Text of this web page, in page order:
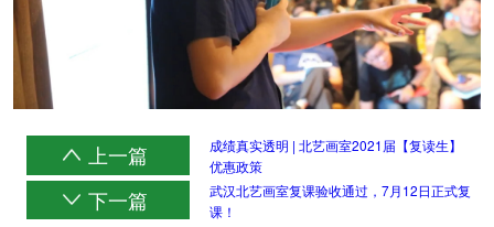
上一篇
成绩真实透明 | 北艺画室2021届【复读生】
优惠政策
下一篇
武汉北艺画室复课验收通过，7月12日正式复
课！